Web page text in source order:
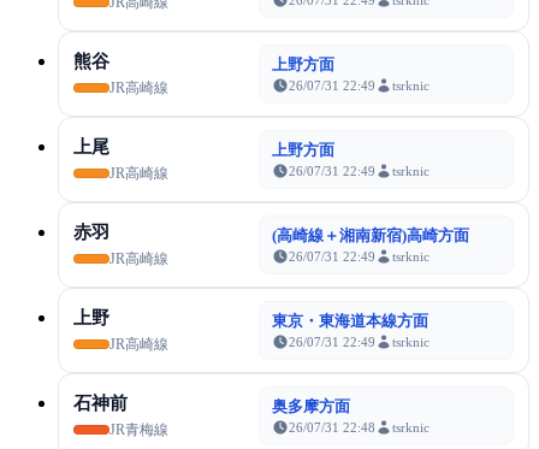
熊谷
JR高崎線
上野方面
26/07/31 22:49 tsrknic
上尾
JR高崎線
上野方面
26/07/31 22:49 tsrknic
赤羽
JR高崎線
(高崎線＋湘南新宿)高崎方面
26/07/31 22:49 tsrknic
上野
JR高崎線
東京・東海道本線方面
26/07/31 22:49 tsrknic
石神前
JR青梅線
奥多摩方面
26/07/31 22:48 tsrknic